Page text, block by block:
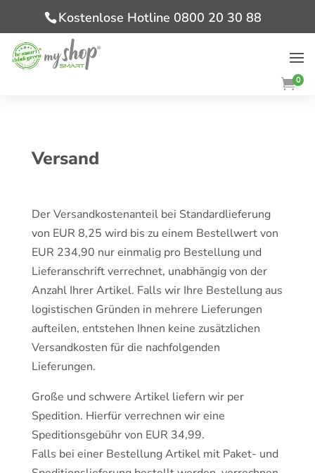
Kostenlose Hotline 0800 20 30 88
0
Versand
Der Versandkostenanteil bei Standardlieferung
von EUR 8,25 wird bis zu einem Bestellwert von
EUR 234,90 nur einmalig pro Bestellung und
Lieferanschrift verrechnet, unabhängig von der
Anzahl Ihrer Artikel. Falls wir Ihre Bestellung aus
logistischen Gründen in mehrere Lieferungen
aufteilen, entstehen Ihnen keine zusätzlichen
Versandkosten für die nachfolgenden
Lieferungen.
Große und schwere Artikel liefern wir per
Spedition. Hierfür verrechnen wir eine
Speditionsgebühr von EUR 34,99.
Falls bei einer Bestellung Artikel mit Paket- und